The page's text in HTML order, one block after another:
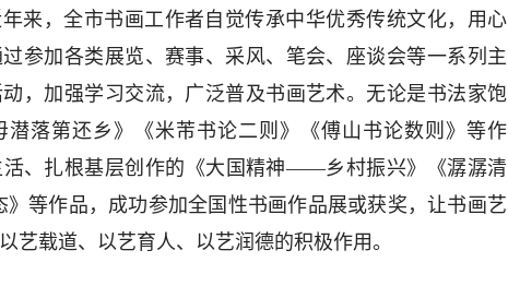
来，全市书画工作者自觉传承中华优秀传统文化，用心
参加各类展览、赛事、采风、笔会、座谈会等一系列主
，加强学习交流，广泛普及书画艺术。无论是书法家饱
潜落第还乡》《米芾书论二则》《傅山书论数则》等作
活、扎根基层创作的《大国精神——乡村振兴》《潺潺清
》等作品，成功参加全国性书画作品展或获奖，让书画艺
艺载道、以艺育人、以艺润德的积极作用。